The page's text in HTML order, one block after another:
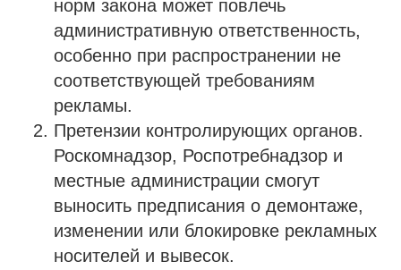
норм закона может повлечь
административную ответственность,
особенно при распространении не
соответствующей требованиям
рекламы.
Претензии контролирующих органов.
Роскомнадзор, Роспотребнадзор и
местные администрации смогут
выносить предписания о демонтаже,
изменении или блокировке рекламных
носителей и вывесок.